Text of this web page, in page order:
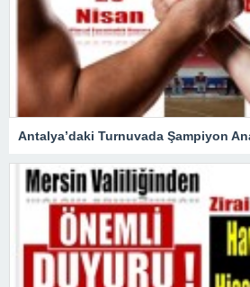
Antalya’daki Turnuvada Şampiyon